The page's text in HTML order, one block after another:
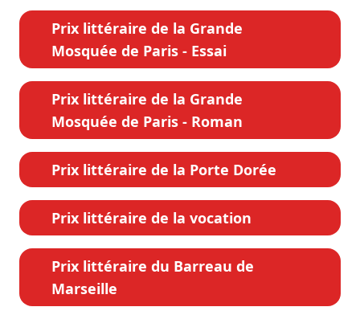
Prix littéraire de la Grande
Mosquée de Paris - Essai
Prix littéraire de la Grande
Mosquée de Paris - Roman
Prix littéraire de la Porte Dorée
Prix littéraire de la vocation
Prix littéraire du Barreau de
Marseille